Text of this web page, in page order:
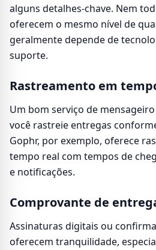
alguns detalhes-chave. Nem
oferecem o mesmo nível de
geralmente depende de
suporte.
Rastreamento em
Um bom serviço de
você rastreie entregas
Gophr, por exemplo, oferece
tempo real com tempos de
e notificações.
Comprovante de
Assinaturas digitais ou
oferecem tranquilidade,